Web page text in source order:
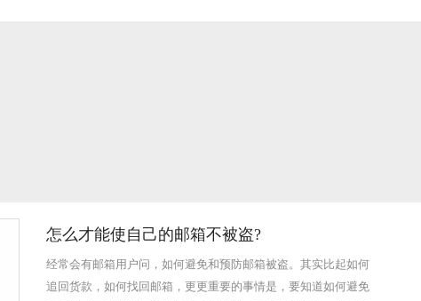
怎么才能使自己的邮箱不被盗?
经常会有邮箱用户问，如何避免和预防邮箱被盗。其实比起如何
追回货款，如何找回邮箱，更更重要的事情是，要知道如何避免